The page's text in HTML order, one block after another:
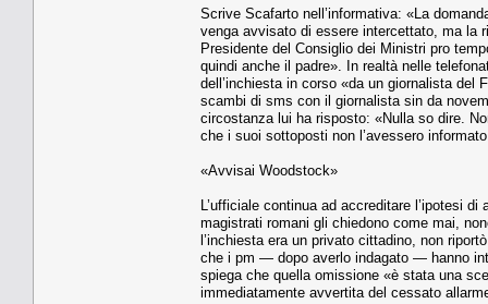
Scrive Scafarto nell’informativa: «La
venga avvisato di essere intercettato, ma la
Presidente del Consiglio dei Ministri pro
quindi anche il padre». In realtà nelle
dell’inchiesta in corso «da un giornalista
scambi di sms con il giornalista sin da
circostanza lui ha risposto: «Nulla so dire.
che i suoi sottoposti non l’avessero
«Avvisai Woodstock»
L’ufficiale continua ad accreditare l’ipotesi
magistrati romani gli chiedono come mai,
l’inchiesta era un privato cittadino, non
che i pm — dopo averlo indagato — hanno
spiega che quella omissione «è stata una
immediatamente avvertita del cessato